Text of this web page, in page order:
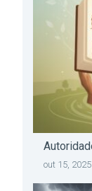
out 15, 2025